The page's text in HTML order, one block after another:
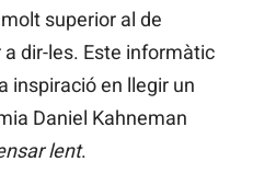
superior al de
a dir-les. Este informàtic
inspiració en llegir un
Daniel Kahneman
lent.